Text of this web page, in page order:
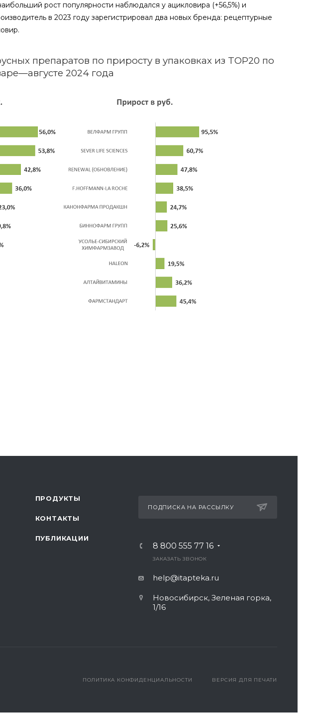
рост популярности наблюдался у ацикловира (+56,5%) и
в 2023 году зарегистрировал два новых бренда: рецептурные
препаратов по приросту в упаковках из TOP20 по
2024 года
ПРОДУКТЫ
КОНТАКТЫ
ПУБЛИКАЦИИ
ПОДПИСКА НА РАССЫЛКУ
8 800 555 77 16
ЗАКАЗАТЬ ЗВОНОК
help@itapteka.ru
Новосибирск, Зеленая горка,
1/16
ВЕРСИЯ ДЛЯ ПЕЧАТИ
ПОЛИТИКА КОНФИДЕНЦИАЛЬНОСТИ